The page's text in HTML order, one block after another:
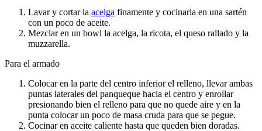
Lavar y cortar la acelga finamente y cocinarla en una sartén
con un poco de aceite.
Mezclar en un bowl la acelga, la ricota, el queso rallado y la
muzzarella.
Para el armado
Colocar en la parte del centro inferior el relleno, llevar ambas
puntas laterales del panqueque hacia el centro y enrollar
presionando bien el relleno para que no quede aire y en la
punta colocar un poco de masa cruda para que se pegue.
Cocinar en aceite caliente hasta que queden bien doradas.